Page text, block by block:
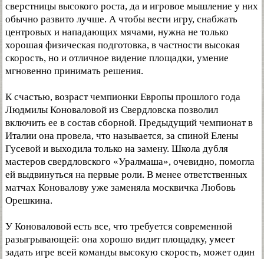
сверстницы высокого роста, да и игровое мышление у них
обычно развито лучше. А чтобы вести игру, снабжать
центровых и нападающих мячами, нужна не только
хорошая физическая подготовка, в частности высокая
скорость, но и отличное видение площадки, умение
мгновенно принимать решения.
К счастью, возраст чемпионки Европы прошлого года
Людмилы Коноваловой из Свердловска позволил
включить ее в состав сборной. Предыдущий чемпионат в
Италии она провела, что называется, за спиной Елены
Гусевой и выходила только на замену. Школа дубля
мастеров свердловского «Уралмаша», очевидно, помогла
ей выдвинуться на первые роли. В менее ответственных
матчах Коновалову уже заменяла москвичка Любовь
Орешкина.
У Коноваловой есть все, что требуется современной
разыгрывающей: она хорошо видит площадку, умеет
задать игре всей команды высокую скорость, может один